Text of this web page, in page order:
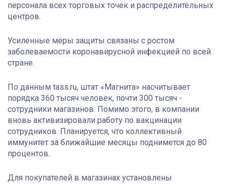
персонала всех торговых точек и распределительных
центров.
Усиленные меры защиты связаны с ростом
заболеваемости коронавирусной инфекцией по всей
стране.
По данным tass.ru, штат «Магнита» насчитывает
порядка 360 тысяч человек, почти 300 тысяч -
сотрудники магазинов. Помимо этого, в компании
вновь активизировали работу по вакцинации
сотрудников. Планируется, что коллективный
иммунитет за ближайшие месяцы поднимется до 80
процентов.
Для покупателей в магазинах установлены